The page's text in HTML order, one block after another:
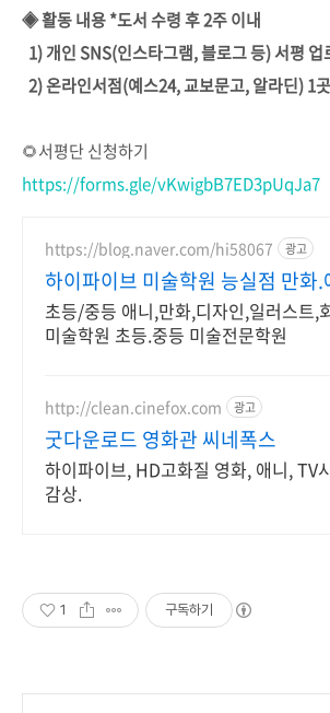
◈ 활동 내용 *도서 수령 후 2주 이내
1) 개인 SNS(인스타그램, 블로그 등) 서평 업
2) 온라인서점(예스24, 교보문고, 알라딘) 1
🌻서평단 신청하기
https://forms.gle/vKwigbB7ED3pUqJa7
https://blog.naver.com/hi58067 광고
하이파이브 미술학원 능실점 만화
초등/중등 애니,만화,디자인,일러스트,
미술학원 초등.중등 미술전문학원
http://clean.cinefox.com 광고
굿다운로드 영화관 씨네폭스
하이파이브, HD고화질 영화, 애니, TV
감상.
1 구독하기